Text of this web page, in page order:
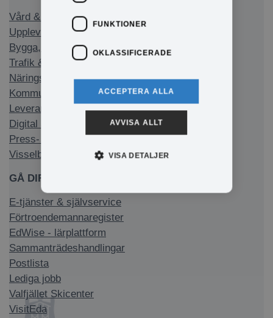
Vård & stöd
Uppleva & göra
Bygga, bo & miljö
Trafik & infrastruktur
Näringsliv & arbete
Kommun & politik
Leverantörsfakturor
Digital anslagstavla
Press- och informationsmaterial
Visselblåsarfunktion
GÅ DIREKT TILL
E-tjänster & självservice
Förtroendemannaregister
EdWise - lärplattform
Sammanträdeshandlingar
Postlista
Lediga jobb
Valfjället Skicenter
VisitEda
FUNKTIONER
OKLASSIFICERADE
ACCEPTERA ALLA
AVVISA ALLT
VISA DETALJER